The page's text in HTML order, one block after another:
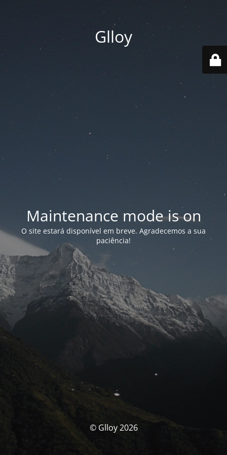
Glloy
Maintenance mode is on
O site estará disponível em breve. Agradecemos a sua
paciência!
© Glloy 2026